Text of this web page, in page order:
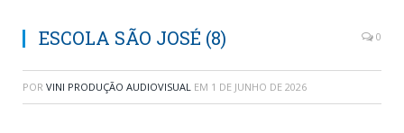
ESCOLA SÃO JOSÉ (8) 0
POR VINI PRODUÇÃO AUDIOVISUAL EM 1 DE JUNHO DE 2026